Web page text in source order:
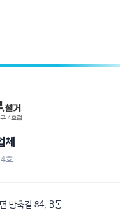
호
방축길 84, B동